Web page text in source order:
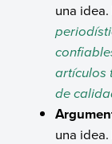
una
artículos
de
una